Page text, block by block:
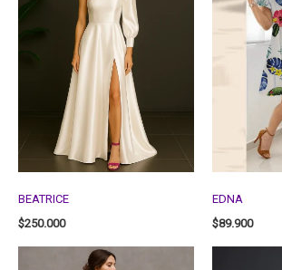
BEATRICE
$250.000
EDNA
$89.900